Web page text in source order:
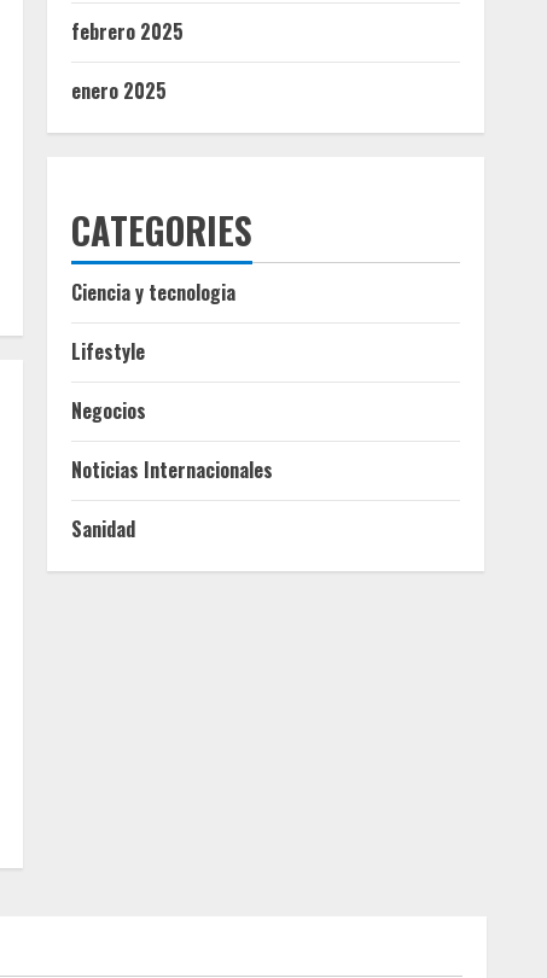
febrero 2025
enero 2025
CATEGORIES
Ciencia y tecnologia
Lifestyle
Negocios
Noticias Internacionales
Sanidad